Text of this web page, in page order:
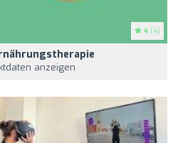
4 (4)
anzeigen